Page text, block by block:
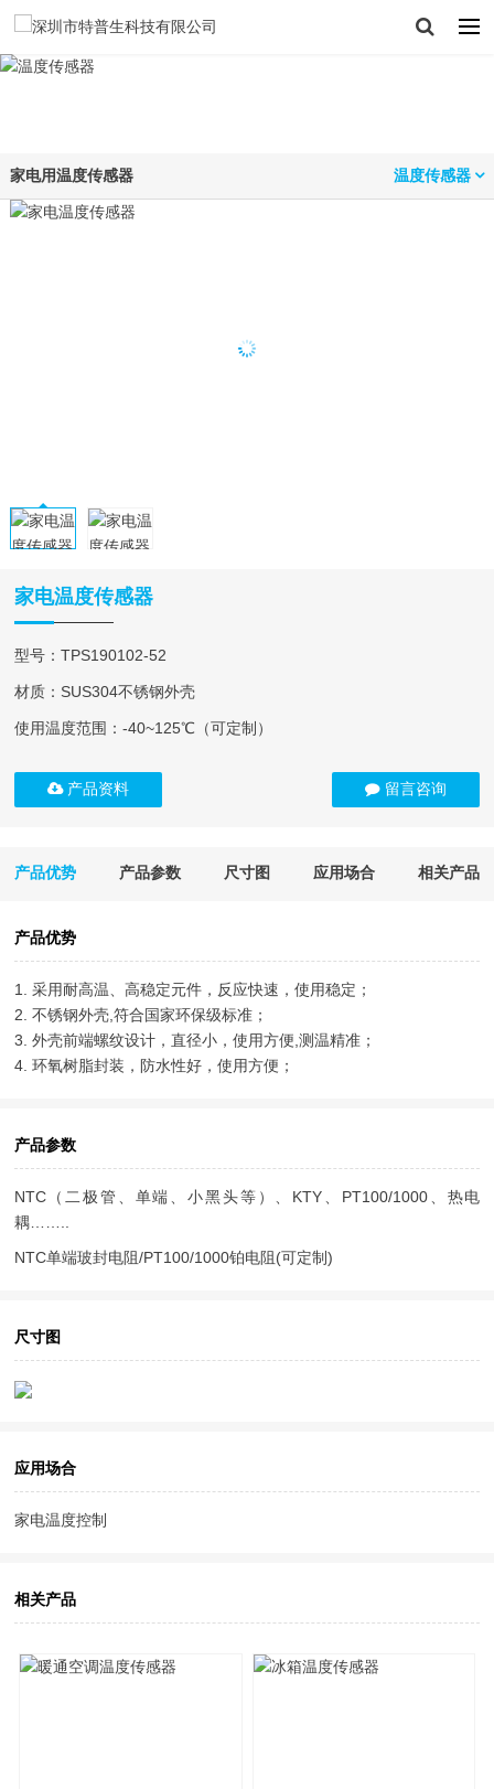
家电用温度传感器 温度传感器
家电温度传感器
型号：TPS190102-52
材质：SUS304不锈钢外壳
使用温度范围：-40~125℃（可定制）
产品资料 留言咨询
产品优势 产品参数 尺寸图 应用场合 相关产品
产品优势
1. 采用耐高温、高稳定元件，反应快速，使用稳定；
2. 不锈钢外壳,符合国家环保级标准；
3. 外壳前端螺纹设计，直径小，使用方便,测温精准；
4. 环氧树脂封装，防水性好，使用方便；
产品参数
NTC（二极管、单端、小黑头等）、KTY、PT100/1000、热电
耦……..
NTC单端玻封电阻/PT100/1000铂电阻(可定制)
尺寸图
应用场合
家电温度控制
相关产品